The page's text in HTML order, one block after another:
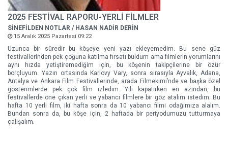
2025 FESTİVAL RAPORU-YERLİ FİLMLER
SİNEFİLDEN NOTLAR / HASAN NADİR DERİN
15 Aralık 2025 Pazartesi 09:22
Uzunca bir süredir bu köşeye yeni yazı ekleyemedim. Bu sene güz
festivallerinden pek çoğuna katılma fırsatı buldum ama filmlerin yorumlarını
aynı hızda yetiştiremediğim için, bu köşenin takipçilerine bir özür
borçluyum. Yazın ortasında Karlovy Vary, sonra sırasıyla Ayvalık, Adana,
Antalya ve Ankara Film Festivallerinde, arada Filmekimi’nde ve başka özel
gösterimlerde pek çok film izledim. Yılı kapatırken en azından, bu
festivallerde öne çıkan yerli ve yabancı filmlere bir göz atalım istedim. Bu
hafta 10 yerli film, iki hafta sonra da 10 yabancı filmi odağımıza alalım.
Bundan sonra da, bu köşe için, 2 haftada bir periyodumuzu tutturmaya
çalışalım.